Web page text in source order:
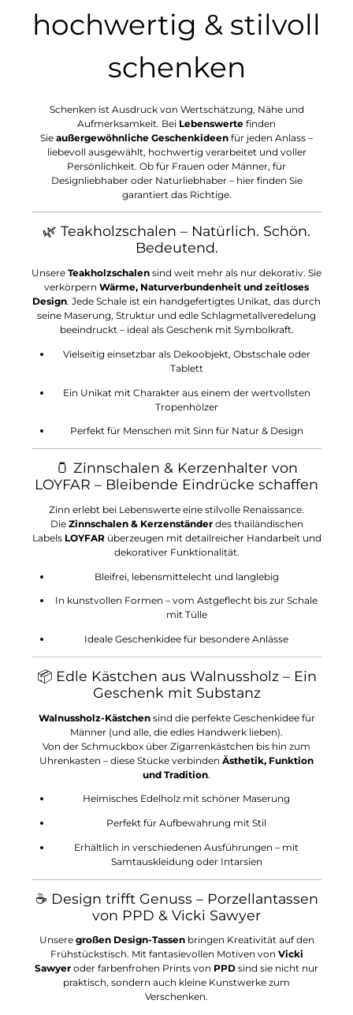
hochwertig & stilvoll
schenken
Schenken ist Ausdruck von Wertschätzung, Nähe und
Aufmerksamkeit. Bei Lebenswerte finden
Sie außergewöhnliche Geschenkideen für jeden Anlass –
liebevoll ausgewählt, hochwertig verarbeitet und voller
Persönlichkeit. Ob für Frauen oder Männer, für
Designliebhaber oder Naturliebhaber – hier finden Sie
garantiert das Richtige.
🌿 Teakholzschalen – Natürlich. Schön.
Bedeutend.
Unsere Teakholzschalen sind weit mehr als nur dekorativ. Sie
verkörpern Wärme, Naturverbundenheit und zeitloses
Design. Jede Schale ist ein handgefertigtes Unikat, das durch
seine Maserung, Struktur und edle Schlagmetallveredelung
beeindruckt – ideal als Geschenk mit Symbolkraft.
Vielseitig einsetzbar als Dekoobjekt, Obstschale oder
Tablett
Ein Unikat mit Charakter aus einem der wertvollsten
Tropenhölzer
Perfekt für Menschen mit Sinn für Natur & Design
🫙 Zinnschalen & Kerzenhalter von
LOYFAR – Bleibende Eindrücke schaffen
Zinn erlebt bei Lebenswerte eine stilvolle Renaissance.
Die Zinnschalen & Kerzenständer des thailändischen
Labels LOYFAR überzeugen mit detailreicher Handarbeit und
dekorativer Funktionalität.
Bleifrei, lebensmittelecht und langlebig
In kunstvollen Formen – vom Astgeflecht bis zur Schale
mit Tülle
Ideale Geschenkidee für besondere Anlässe
📦 Edle Kästchen aus Walnussholz – Ein
Geschenk mit Substanz
Walnussholz-Kästchen sind die perfekte Geschenkidee für
Männer (und alle, die edles Handwerk lieben).
Von der Schmuckbox über Zigarrenkästchen bis hin zum
Uhrenkasten – diese Stücke verbinden Ästhetik, Funktion
und Tradition.
Heimisches Edelholz mit schöner Maserung
Perfekt für Aufbewahrung mit Stil
Erhältlich in verschiedenen Ausführungen – mit
Samtauskleidung oder Intarsien
☕ Design trifft Genuss – Porzellantassen
von PPD & Vicki Sawyer
Unsere großen Design-Tassen bringen Kreativität auf den
Frühstückstisch. Mit fantasievollen Motiven von Vicki
Sawyer oder farbenfrohen Prints von PPD sind sie nicht nur
praktisch, sondern auch kleine Kunstwerke zum
Verschenken.